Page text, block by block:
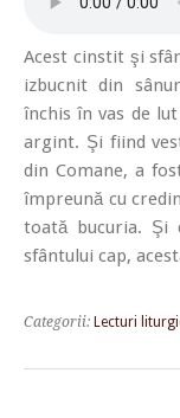
Acest cinstit şi
izbucnit din
închis în vas de
argint. Şi fiind
din Comane, a
împreună cu
toată bucuria. Şi
sfântului cap,
Categorii: Lecturi